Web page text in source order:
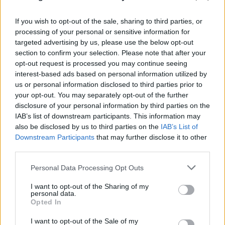
If you wish to opt-out of the sale, sharing to third parties, or
processing of your personal or sensitive information for
targeted advertising by us, please use the below opt-out
section to confirm your selection. Please note that after your
opt-out request is processed you may continue seeing
interest-based ads based on personal information utilized by
us or personal information disclosed to third parties prior to
your opt-out. You may separately opt-out of the further
disclosure of your personal information by third parties on the
IAB’s list of downstream participants. This information may
also be disclosed by us to third parties on the IAB’s List of
Downstream Participants that may further disclose it to other
Please note that this website/app uses one or more Google
not limited to your visit or usage behaviour. You may click to
grant or deny consent to Google and its third-party tags to
use your data for below specified purposes in below Google
consent section.
Personal Data Processing Opt Outs
I want to opt-out of the Sharing of my
personal data.
Opted In
I want to opt-out of the Sale of my
07.08.2026